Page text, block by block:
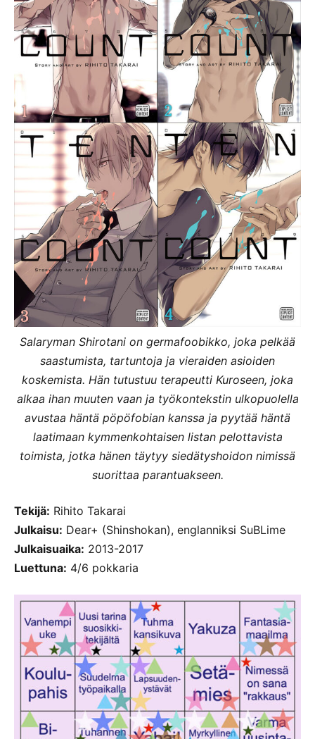
Salaryman Shirotani on germafoobikko, joka pelkää
saastumista, tartuntoja ja vieraiden asioiden
koskemista. Hän tutustuu terapeutti Kuroseen, joka
alkaa ihan muuten vaan ja työkontekstin ulkopuolella
avustaa häntä pöpöfobian kanssa ja pyytää häntä
laatimaan kymmenkohtaisen listan pelottavista
toimista, jotka hänen täytyy siedätyshoidon nimissä
suorittaa parantuakseen.
Tekijä: Rihito Takarai
Julkaisu: Dear+ (Shinshokan), englanniksi SuBLime
Julkaisuaika: 2013-2017
Luettuna: 4/6 pokkaria